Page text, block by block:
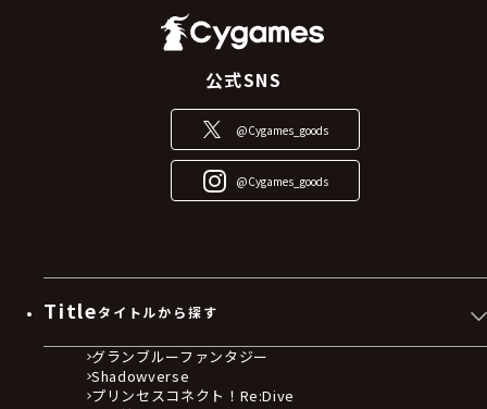
公式SNS
@Cygames_goods
@Cygames_goods
Titleタイトルから探す
グランブルーファンタジー
Shadowverse
プリンセスコネクト！Re:Dive